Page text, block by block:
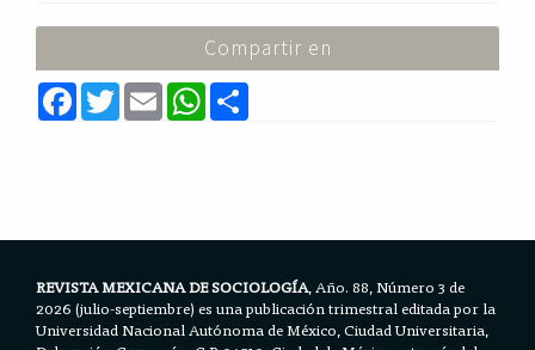
Compartir en
F
a
c
T
w
E
m
a
W
h
a
REVISTA MEXICANA DE SOCIOLOGÍA, Año. 88, Número 3 de
2026 (julio-septiembre) es una publicación trimestral editada por la
Universidad Nacional Autónoma de México, Ciudad Universitaria,